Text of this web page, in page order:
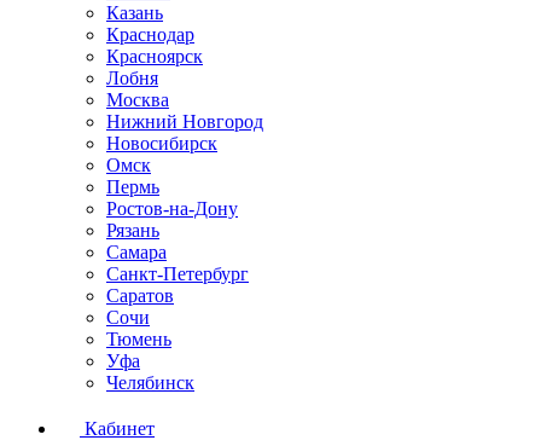
Казань
Краснодар
Красноярск
Лобня
Москва
Нижний Новгород
Новосибирск
Омск
Пермь
Ростов-на-Дону
Рязань
Самара
Санкт-Петербург
Саратов
Сочи
Тюмень
Уфа
Челябинск
Кабинет